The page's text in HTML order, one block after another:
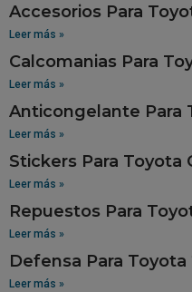
Accesorios Para
Leer más »
Calcomanias Para
Leer más »
Anticongelante Para
Leer más »
Stickers Para Toyota
Leer más »
Repuestos Para
Leer más »
Defensa Para Toyota
Leer más »